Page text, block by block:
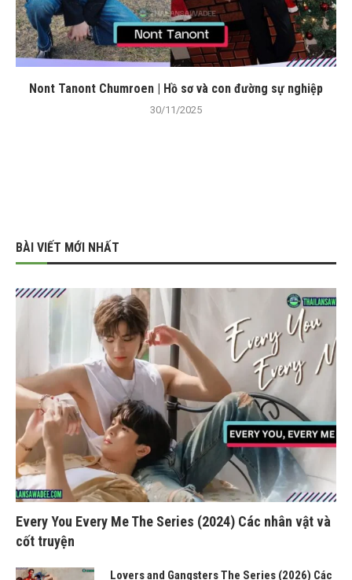
Nont Tanont Chumroen | Hồ sơ và con đường sự nghiệp
30/11/2025
BÀI VIẾT MỚI NHẤT
Every You Every Me The Series (2024) Các nhân vật và
cốt truyện
Lovers and Gangsters The Series (2026) Các